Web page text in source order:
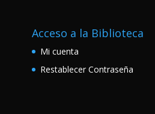
Acceso a la Biblioteca
Mi cuenta
Restablecer Contraseña